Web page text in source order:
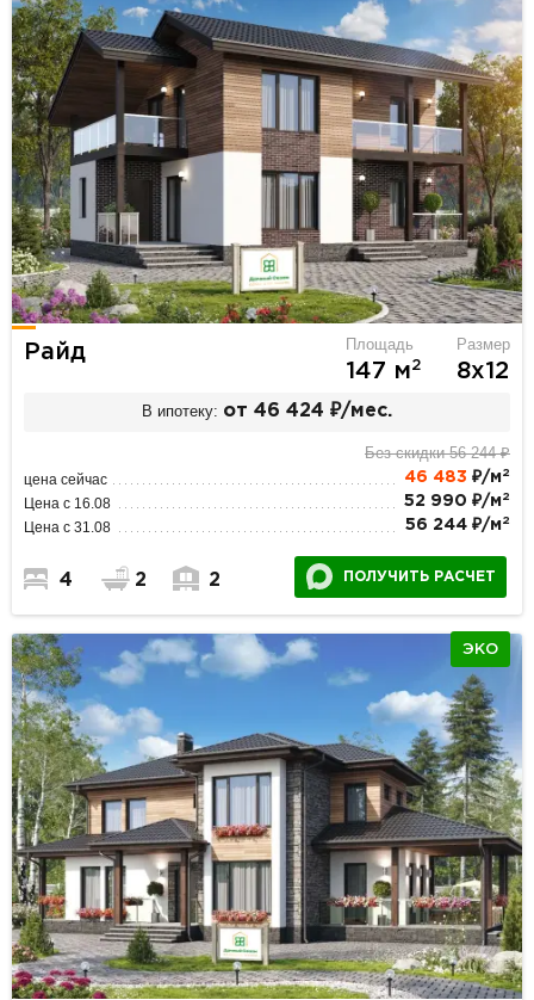
Райд Площадь
147 м2
Размер
8х12
В ипотеку: от 46 424 ₽/мес.
Без скидки 56 244 ₽
цена сейчас 46 483 ₽/м 2
Цена с 16.08 52 990 ₽/м 2
Цена с 31.08 56 244 ₽/м 2
4 2 2 ПОЛУЧИТЬ РАСЧЕТ
ЭКО